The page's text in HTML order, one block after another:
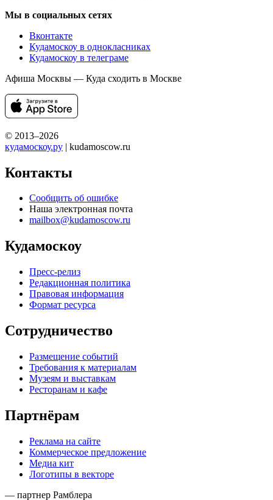
Мы в социальных сетях
Вконтакте
Кудамоскоу в однокласниках
Кудамоскоу в телеграме
Афиша Москвы — Куда сходить в Москве
© 2013–2026
кудамоскоу.ру | kudamoscow.ru
Контакты
Сообщить об ошибке
Наша электронная почта
mailbox@kudamoscow.ru
Кудамоскоу
Пресс-релиз
Редакционная политика
Правовая информация
Формат ресурса
Сотрудничество
Размещение событий
Требования к материалам
Музеям и выставкам
Ресторанам и кафе
Партнёрам
Реклама на сайте
Коммерческое предложение
Медиа кит
Логотипы в векторе
— партнер Рамблера